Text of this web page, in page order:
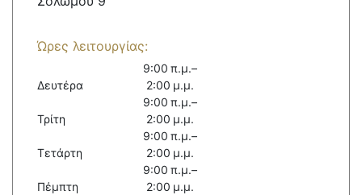
Ώρες λειτουργίας:
Δευτέρα
9:00 π.μ.–
2:00 μ.μ.
Τρίτη
9:00 π.μ.–
2:00 μ.μ.
Τετάρτη
9:00 π.μ.–
2:00 μ.μ.
Πέμπτη
9:00 π.μ.–
2:00 μ.μ.